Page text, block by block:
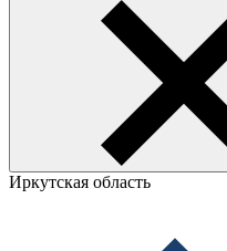
Иркутская область